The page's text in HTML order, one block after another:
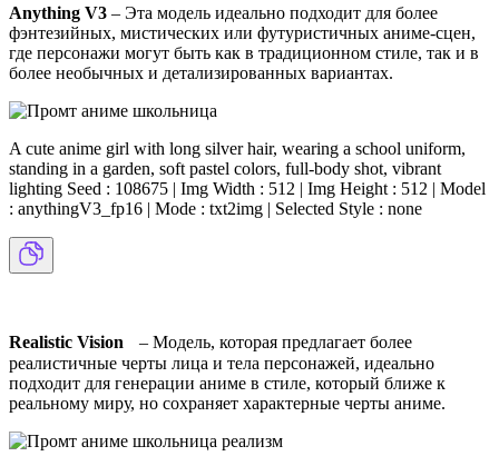
Anything V3 – Эта модель идеально подходит для более
фэнтезийных, мистических или футуристичных аниме-сцен,
где персонажи могут быть как в традиционном стиле, так и в
более необычных и детализированных вариантах.
A cute anime girl with long silver hair, wearing a school uniform,
standing in a garden, soft pastel colors, full-body shot, vibrant
lighting Seed : 108675 | Img Width : 512 | Img Height : 512 | Model
: anythingV3_fp16 | Mode : txt2img | Selected Style : none
Realistic Vision – Модель, которая предлагает более
реалистичные черты лица и тела персонажей, идеально
подходит для генерации аниме в стиле, который ближе к
реальному миру, но сохраняет характерные черты аниме.